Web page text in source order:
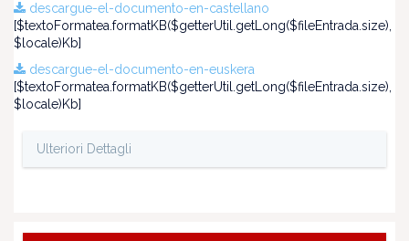
descargue-el-documento-en-castellano
[$textoFormatea.formatKB($getterUtil.getLong($fileEntrada.size),
$locale)Kb]
descargue-el-documento-en-euskera
[$textoFormatea.formatKB($getterUtil.getLong($fileEntrada.size),
$locale)Kb]
Ulteriori Dettagli